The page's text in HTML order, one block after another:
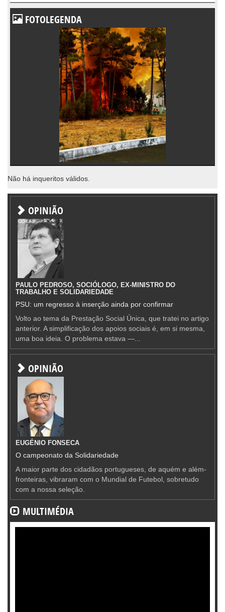
FOTOLEGENDA
Não há inqueritos válidos.
OPINIÃO
PAULO PEDROSO, SOCIÓLOGO, EX-MINISTRO DO
TRABALHO E SOLIDARIEDADE
PSU: um regresso à inserção ainda por confirmar
Volto ao tema da Prestação Social Única, que tratei no artigo
anterior. A simplificação dos apoios sociais é, em si mesma,
uma boa ideia. O problema estava —...
OPINIÃO
EUGÉNIO FONSECA
O campeonato da Solidariedade
A maior parte dos cidadãos portugueses, de aquém e além-
fronteiras, vibraram com o Mundial de Futebol, sobretudo
com a nossa seleção.
MULTIMÉDIA